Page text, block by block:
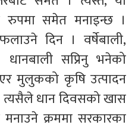
रुपमा समेत मनाइन्छ ।
दिन । वर्षेबाली,
सप्रिनु भनेको
मुलुकको कृषि उत्पादन
त्यसैले धान दिवसको खास
क्रममा सरकारका